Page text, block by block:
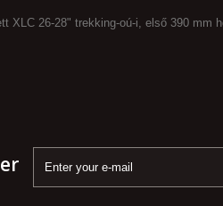
XLC 26-28" trekking-oú-i, első 390